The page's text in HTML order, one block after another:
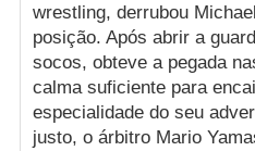
wrestling, derrubou
posição. Após abrir a
socos, obteve a pegada
calma suficiente para
especialidade do seu
justo, o árbitro Mario